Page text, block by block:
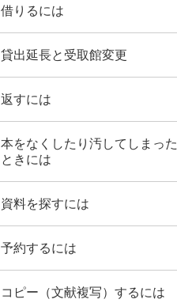
借りるには
貸出延長と受取館変更
返すには
本をなくしたり汚してしまった
ときには
資料を探すには
予約するには
コピー（文献複写）するには